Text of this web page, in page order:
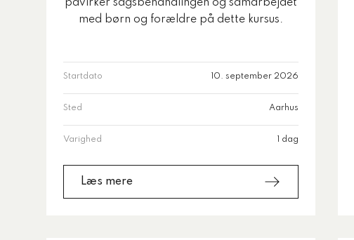
påvirker sagsbehandlingen og samarbejdet
med børn og forældre på dette kursus.
Startdato 10. september 2026
Sted Aarhus
Varighed 1 dag
Læs mere